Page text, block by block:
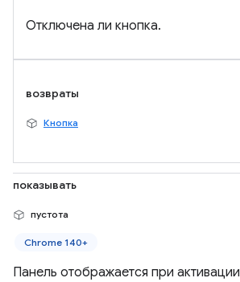
Отключена ли кнопка.
возвраты
Кнопка
показывать
пустота
Chrome 140+
Панель отображается при активации